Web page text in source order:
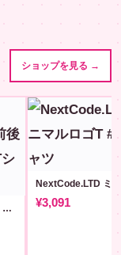
ショップを見る →
NEXT REVOLUTION 前後プリントT #32 ¥3,091